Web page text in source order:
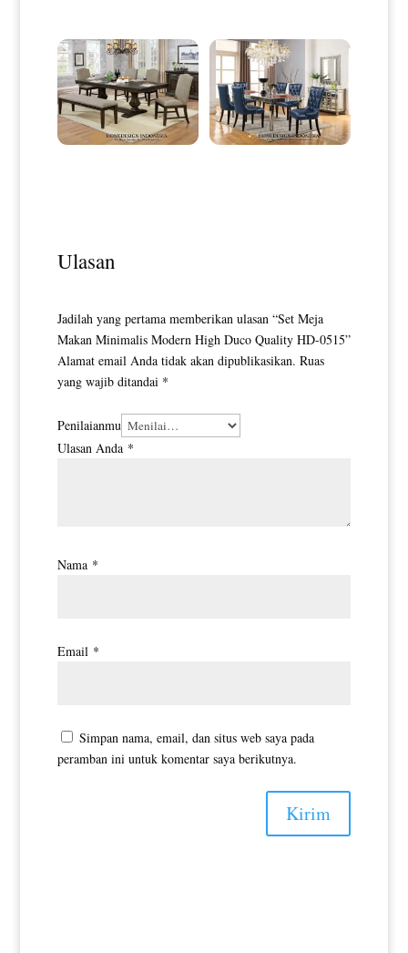
Ulasan
Jadilah yang pertama memberikan ulasan “Set Meja
Makan Minimalis Modern High Duco Quality HD-0515”
Alamat email Anda tidak akan dipublikasikan. Ruas
yang wajib ditandai *
Penilaianmu
Ulasan Anda *
Nama *
Email *
Simpan nama, email, dan situs web saya pada
peramban ini untuk komentar saya berikutnya.
Kirim